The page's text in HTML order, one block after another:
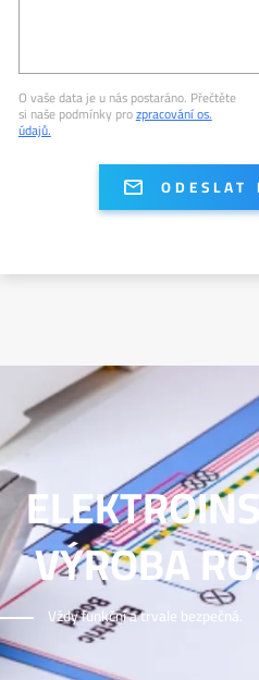
O vaše data je u nás postaráno. Přečtěte
si naše podmínky prozpracování os.
údajů.
VÝROBA
Vždy funkční a trvale bezpečná.